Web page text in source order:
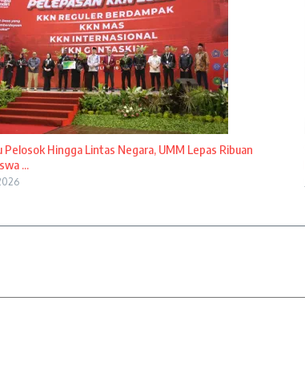
Pelosok Hingga Lintas Negara, UMM Lepas Ribuan
...